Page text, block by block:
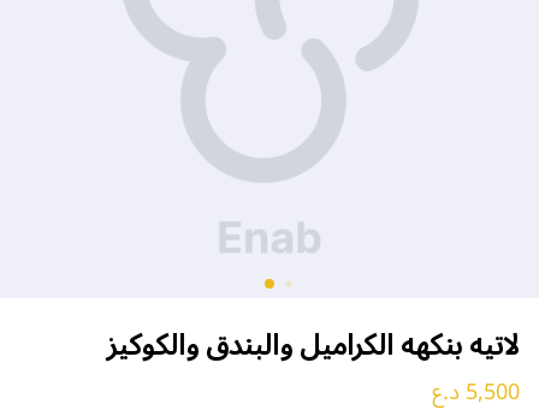
لاتيه بنكهه الكراميل والبندق والكوكيز
5,500 د.ع